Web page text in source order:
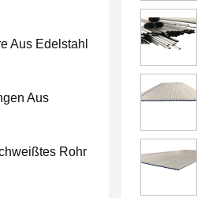
Aus Edelstahl
Aus
Rohr